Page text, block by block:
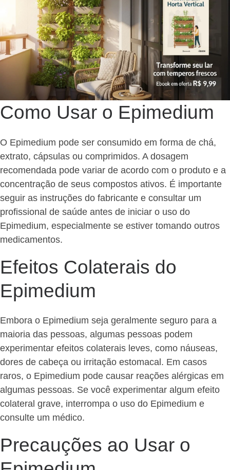
Como Usar o Epimedium
O Epimedium pode ser consumido em forma de chá,
extrato, cápsulas ou comprimidos. A dosagem
recomendada pode variar de acordo com o produto e a
concentração de seus compostos ativos. É importante
seguir as instruções do fabricante e consultar um
profissional de saúde antes de iniciar o uso do
Epimedium, especialmente se estiver tomando outros
medicamentos.
Efeitos Colaterais do
Epimedium
Embora o Epimedium seja geralmente seguro para a
maioria das pessoas, algumas pessoas podem
experimentar efeitos colaterais leves, como náuseas,
dores de cabeça ou irritação estomacal. Em casos
raros, o Epimedium pode causar reações alérgicas em
algumas pessoas. Se você experimentar algum efeito
colateral grave, interrompa o uso do Epimedium e
consulte um médico.
Precauções ao Usar o